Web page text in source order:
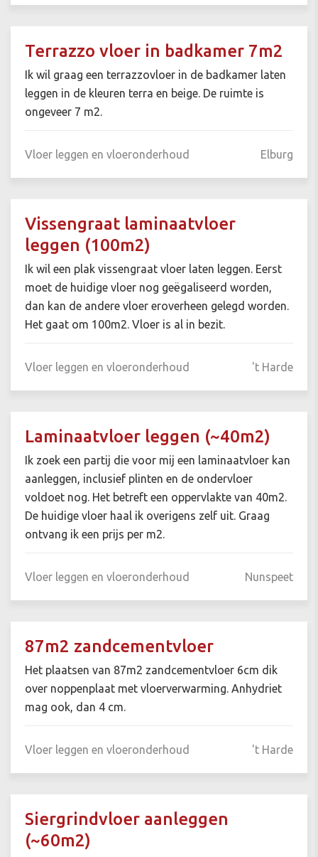
Terrazzo vloer in badkamer 7m2
Ik wil graag een terrazzovloer in de badkamer laten
leggen in de kleuren terra en beige. De ruimte is
ongeveer 7 m2.
Vloer leggen en vloeronderhoud Elburg
Vissengraat laminaatvloer
leggen (100m2)
Ik wil een plak vissengraat vloer laten leggen. Eerst
moet de huidige vloer nog geëgaliseerd worden,
dan kan de andere vloer eroverheen gelegd worden.
Het gaat om 100m2. Vloer is al in bezit.
Vloer leggen en vloeronderhoud 't Harde
Laminaatvloer leggen (~40m2)
Ik zoek een partij die voor mij een laminaatvloer kan
aanleggen, inclusief plinten en de ondervloer
voldoet nog. Het betreft een oppervlakte van 40m2.
De huidige vloer haal ik overigens zelf uit. Graag
ontvang ik een prijs per m2.
Vloer leggen en vloeronderhoud Nunspeet
87m2 zandcementvloer
Het plaatsen van 87m2 zandcementvloer 6cm dik
over noppenplaat met vloerverwarming. Anhydriet
mag ook, dan 4 cm.
Vloer leggen en vloeronderhoud 't Harde
Siergrindvloer aanleggen
(~60m2)